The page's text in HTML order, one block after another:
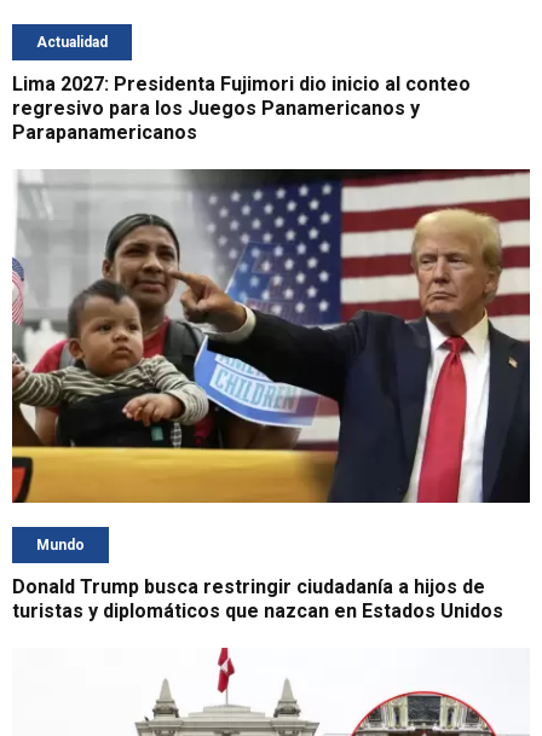
Actualidad
Lima 2027: Presidenta Fujimori dio inicio al conteo
regresivo para los Juegos Panamericanos y
Parapanamericanos
Mundo
Donald Trump busca restringir ciudadanía a hijos de
turistas y diplomáticos que nazcan en Estados Unidos